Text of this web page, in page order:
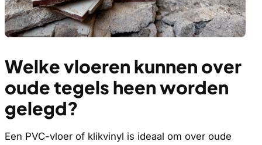
Welke vloeren kunnen over
oude tegels heen worden
gelegd?
Een PVC-vloer of klikvinyl is ideaal om over oude